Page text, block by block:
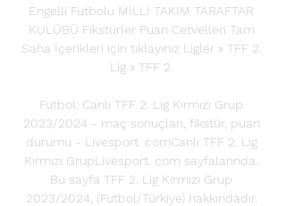
Engelli Futbolu MİLLİ TAKIM TARAFTAR
KULÜBÜ Fikstürler Puan Cetvelleri Tam
Saha İçerikleri için tıklayınız Ligler » TFF 2.
Lig » TFF 2.
Futbol: Canlı TFF 2. Lig Kırmızı Grup
2023/2024 - maç sonuçları, fikstür, puan
durumu - Livesport. comCanlı TFF 2. Lig
Kırmızı GrupLivesport. com sayfalarında.
Bu sayfa TFF 2. Lig Kırmızı Grup
2023/2024, (Futbol/Türkiye) hakkındadır.